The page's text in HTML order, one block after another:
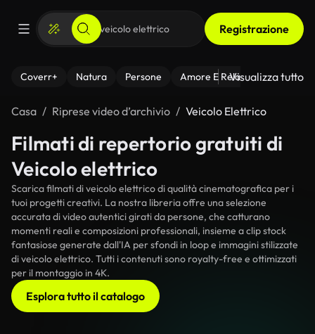
Registrazione
Coverr+ Natura Persone Amore E Relazioni Il
Visualizza tutto
Casa Riprese video d’archivio Veicolo Elettrico
Filmati di repertorio gratuiti di
Veicolo elettrico
Scarica filmati di veicolo elettrico di qualità cinematografica per i
tuoi progetti creativi. La nostra libreria offre una selezione
accurata di video autentici girati da persone, che catturano
momenti reali e composizioni professionali, insieme a clip stock
fantasiose generate dall'IA per sfondi in loop e immagini stilizzate
di veicolo elettrico. Tutti i contenuti sono royalty-free e ottimizzati
per il montaggio in 4K.
Esplora tutto il catalogo